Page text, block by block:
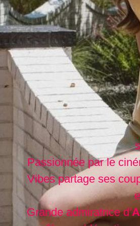
Passionnée par le
Vibes partage ses
Grande admiratrice d’